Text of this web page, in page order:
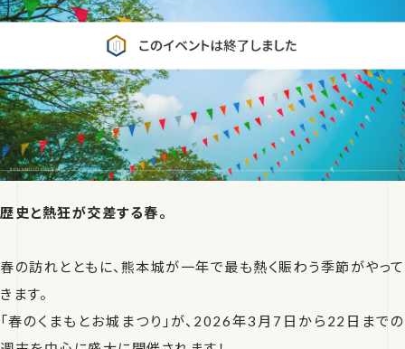
歴史と熱狂が交差する春。
春の訪れとともに、熊本城が一年で最も熱く賑わう季節がやって
きます。
「春のくまもとお城まつり」が、2026年3月7日から22日までの